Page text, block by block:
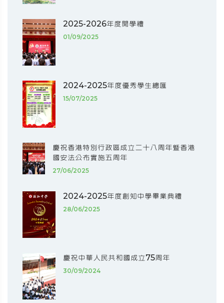
2025-2026年度開學禮
01/09/2025
2024-2025年度優秀學生總匯
15/07/2025
慶祝香港特別行政區成立二十八周年暨香港
國安法公布實施五周年
27/06/2025
2024-2025年度創知中學畢業典禮
28/06/2025
慶祝中華人民共和國成立75周年
30/09/2024